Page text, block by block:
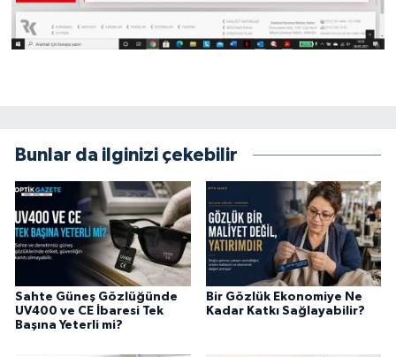
Bunlar da ilginizi çekebilir
Sahte Güneş Gözlüğünde
UV400 ve CE İbaresi Tek
Başına Yeterli mi?
Bir Gözlük Ekonomiye Ne
Kadar Katkı Sağlayabilir?